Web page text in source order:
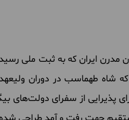
مدرن ایران که به ثبت ملی
شاه طهماسب در دوران
از سفرای دولت‌های